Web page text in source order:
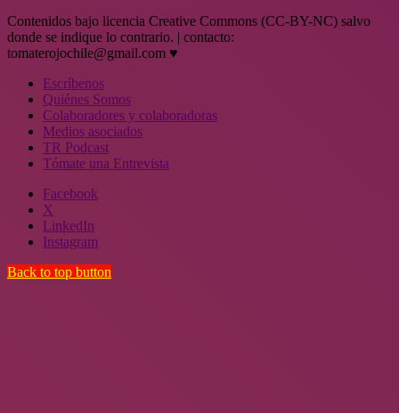
Contenidos bajo licencia Creative Commons (CC-BY-NC) salvo
donde se indique lo contrario. | contacto:
tomaterojochile@gmail.com ♥
Escríbenos
Quiénes Somos
Colaboradores y colaboradoras
Medios asociados
TR Podcast
Tómate una Entrevista
Facebook
X
LinkedIn
Instagram
Back to top button